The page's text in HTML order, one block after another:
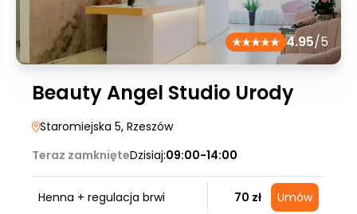
4.95/5
Beauty Angel Studio Urody
Staromiejska 5, Rzeszów
Teraz zamknięteDzisiaj:09:00-14:00
Henna + regulacja brwi 70 zł Umów